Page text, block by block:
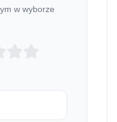
w wyborze